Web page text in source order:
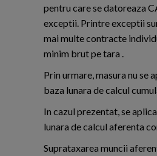
pentru care se datoreaza
exceptii. Printre exceptii
mai multe contracte
minim brut pe tara .
Prin urmare, masura nu se
baza lunara de calcul
In cazul prezentat, se
lunara de calcul aferenta
Suprataxarea muncii